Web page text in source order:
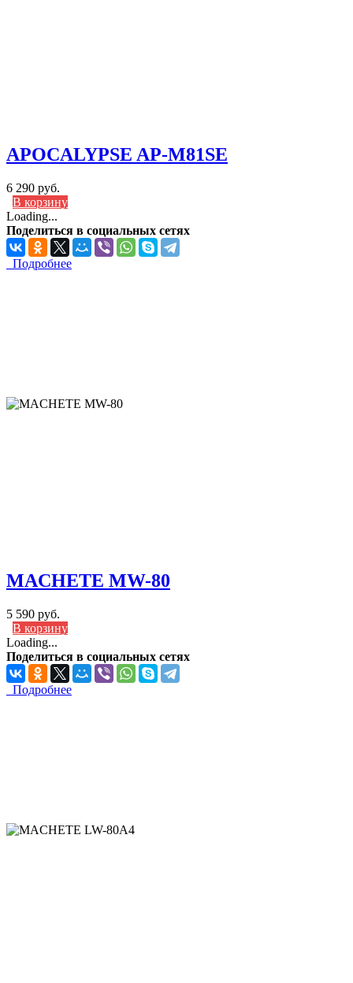
APOCALYPSE AP-M81SE
6 290 руб.
В корзину
Loading...
Поделиться в социальных сетях
Подробнее
MACHETE MW-80
5 590 руб.
В корзину
Loading...
Поделиться в социальных сетях
Подробнее